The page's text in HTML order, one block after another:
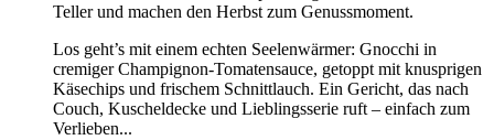
Teller und machen den Herbst zum Genussmoment.
Los geht’s mit einem echten Seelenwärmer: Gnocchi in
cremiger Champignon-Tomatensauce, getoppt mit knusprigen
Käsechips und frischem Schnittlauch. Ein Gericht, das nach
Couch, Kuscheldecke und Lieblingsserie ruft – einfach zum
Verlieben...